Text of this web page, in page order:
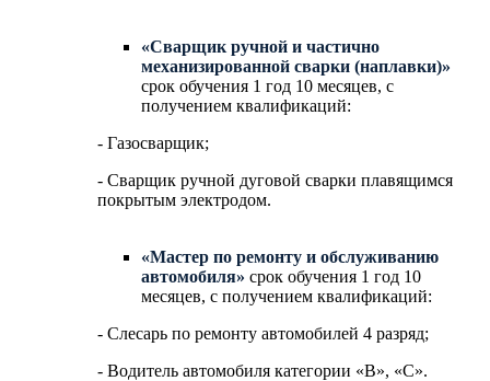
«Сварщик ручной и частично
механизированной сварки (наплавки)»
срок обучения 1 год 10 месяцев, с
получением квалификаций:
- Газосварщик;
- Сварщик ручной дуговой сварки плавящимся
покрытым электродом.
«Мастер по ремонту и обслуживанию
автомобиля» срок обучения 1 год 10
месяцев, с получением квалификаций:
- Слесарь по ремонту автомобилей 4 разряд;
- Водитель автомобиля категории «В», «С».